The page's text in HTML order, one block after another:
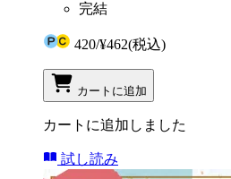
完結
420/¥462(税込)
カートに追加
カートに追加しました
試し読み